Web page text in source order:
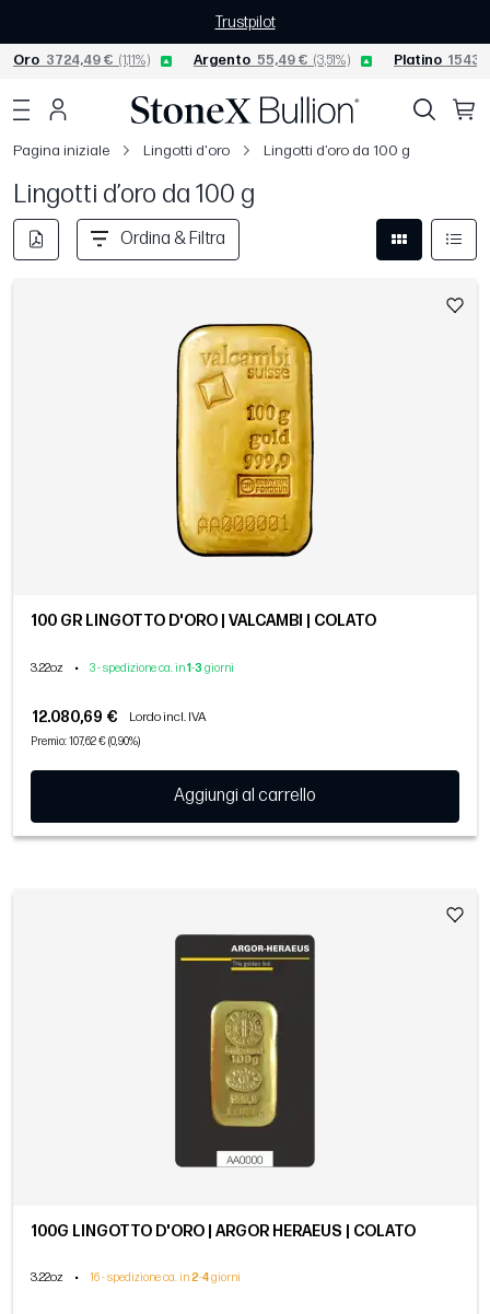
Trustpilot
Oro 3724,49 € (1,11%) Argento 55,49 € (3,51%) Platino
Pagina iniziale Lingotti d'oro Lingotti d’oro da 100 g
Lingotti d’oro da 100 g
Ordina & Filtra
100 GR LINGOTTO D'ORO | VALCAMBI | COLATO
3.22oz • 3 - spedizione ca. in1-3 giorni
12.080,69 € Lordo incl. IVA
Premio: 107,62 € (0,90%)
Aggiungi al carrello
100G LINGOTTO D'ORO | ARGOR HERAEUS | COLATO
3.22oz • 16 - spedizione ca. in2-4giorni